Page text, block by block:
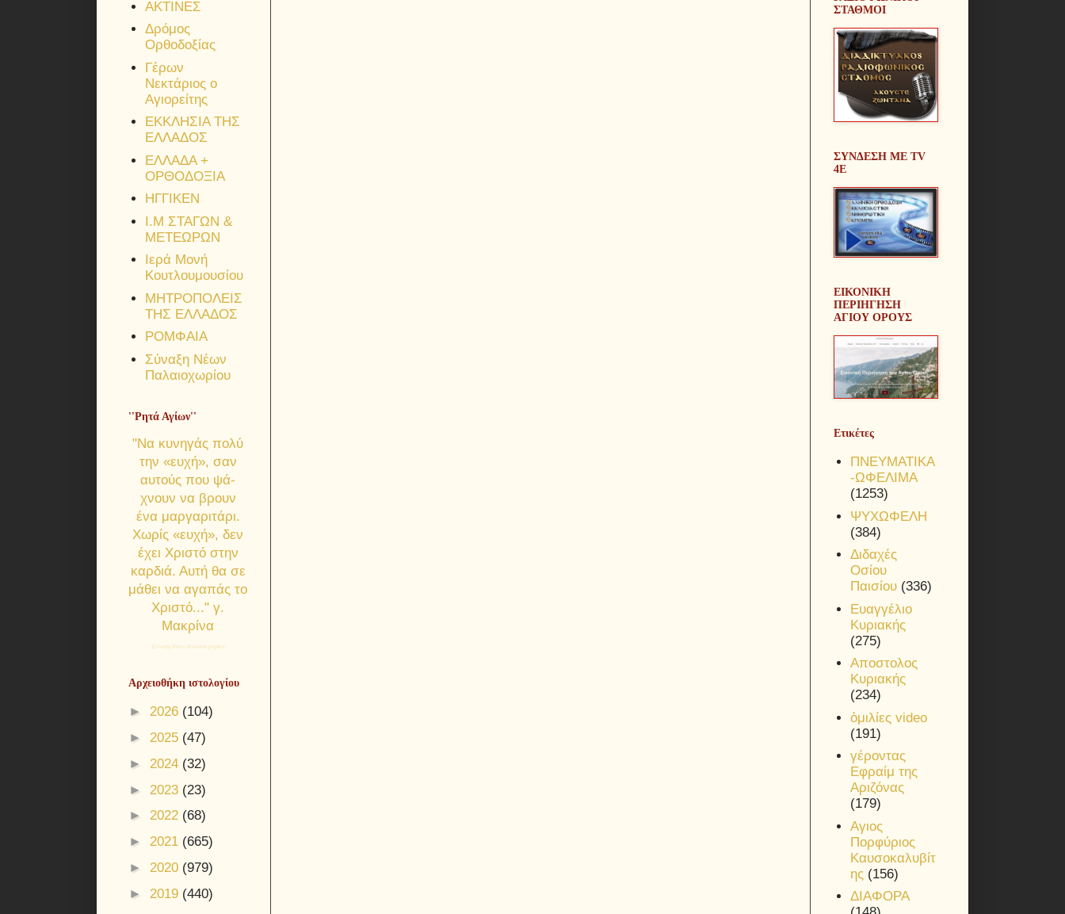
ΑΚΤΙΝΕΣ
Δρόμος
Ορθοδοξίας
Γέρων
Νεκτάριος ο
Αγιορείτης
ΕΚΚΛΗΣΙΑ ΤΗΣ
ΕΛΛΑΔΟΣ
ΕΛΛΑΔΑ +
ΟΡΘΟΔΟΞΙΑ
ΗΓΓΙΚΕΝ
Ι.Μ ΣΤΑΓΩΝ &
ΜΕΤΕΩΡΩΝ
Ιερά Μονή
Κουτλουμουσίου
ΜΗΤΡΟΠΟΛΕΙΣ
ΤΗΣ ΕΛΛΑΔΟΣ
ΡΟΜΦΑΙΑ
Σύναξη Νέων
Παλαιοχωρίου
''Ρητά Αγίων''
"Να κυνηγάς πολύ
την «ευχή», σαν
αυτούς που ψά­
χνουν να βρουν
ένα μαργαριτάρι.
Χωρίς «ευχή», δεν
έχει Χριστό στην
καρδιά. Αυτή θα σε
μάθει να αγαπάς το
Χριστό..." γ.
Μακρίνα
Σύναξη Νέων Παλαιοχωρίου
Αρχειοθήκη ιστολογίου
► 2026 (104)
► 2025 (47)
► 2024 (32)
► 2023 (23)
► 2022 (68)
► 2021 (665)
► 2020 (979)
► 2019 (440)
ΣΤΑΘΜΟΙ
ΣΥΝΔΕΣΗ ΜΕ TV
4E
ΕΙΚΟΝΙΚΗ
ΠΕΡΙΗΓΗΣΗ
ΑΓΙΟΥ ΟΡΟΥΣ
Ετικέτες
ΠΝΕΥΜΑΤΙΚΑ
-ΩΦΕΛΙΜΑ
(1253)
ΨΥΧΩΦΕΛΗ
(384)
Διδαχές
Οσίου
Παισίου (336)
Ευαγγέλιο
Κυριακής
(275)
Αποστολος
Κυριακής
(234)
ὁμιλίες video
(191)
γέροντας
Εφραίμ της
Αριζόνας
(179)
Αγιος
Πορφύριος
Καυσοκαλυβίτ
ης (156)
ΔΙΑΦΟΡΑ